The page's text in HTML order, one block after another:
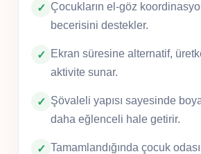
Çocukların el-göz
becerisini destekler.
Ekran süresine alternatif,
aktivite sunar.
Şövaleli yapısı sayesinde
daha eğlenceli hale getirir.
Tamamlandığında çocuk